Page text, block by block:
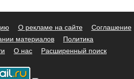
О рекламе на сайте
Соглашение
материалов
Политика
О нас Расширенный поиск